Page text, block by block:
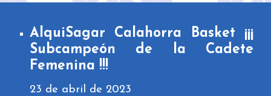
AlquiSagar Calahorra Basket ¡¡¡
Subcampeón de la Cadete
Femenina !!!
23 de abril de 2023